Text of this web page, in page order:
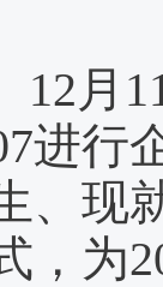
12月
进行
、现
，为